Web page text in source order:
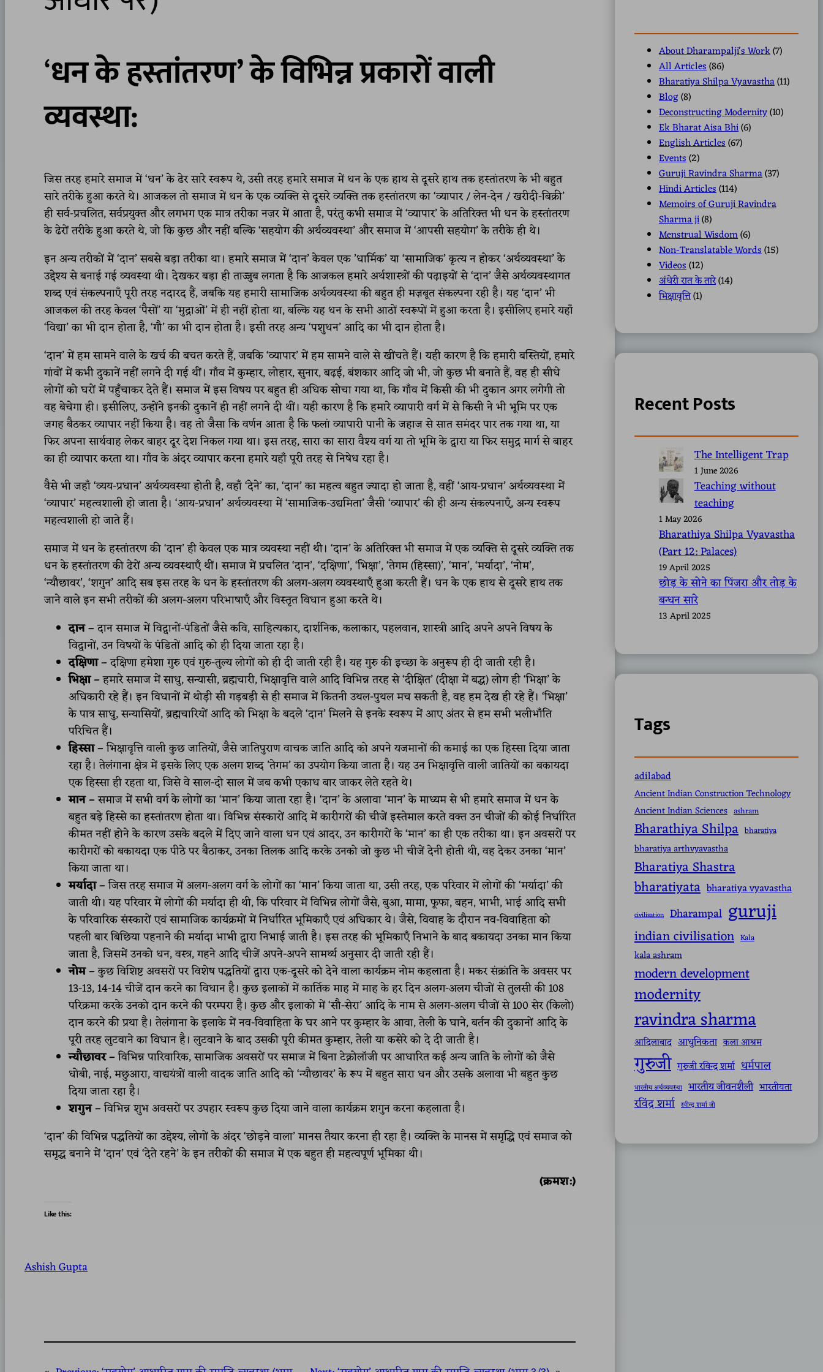
‘धन के हस्तांतरण’ के विभिन्न प्रकारों वाली
व्यवस्था:
जिस तरह हमारे समाज में ‘धन’ के ढेर सारे स्वरूप थे, उसी तरह हमारे समाज में धन के एक हाथ से दूसरे हाथ तक हस्तांतरण के भी बहुत
सारे तरीके हुआ करते थे। आजकल तो समाज में धन के एक व्यक्ति से दूसरे व्यक्ति तक हस्तांतरण का ‘व्यापार / लेन-देन / खरीदी-बिक्री’
ही सर्व-प्रचलित, सर्वप्रयुक्त और लगभग एक मात्र तरीका नज़र में आता है, परंतु कभी समाज में ‘व्यापार’ के अतिरिक्त भी धन के हस्तांतरण
के ढेरों तरीके हुआ करते थे, जो कि कुछ और नहीं बल्कि ‘सहयोग की अर्थव्यवस्था’ और समाज में ‘आपसी सहयोग’ के तरीके ही थे।
इन अन्य तरीकों में ‘दान’ सबसे बड़ा तरीका था। हमारे समाज में ‘दान’ केवल एक ’धार्मिक’ या ‘सामाजिक’ कृत्य न होकर ‘अर्थव्यवस्था’ के
उद्देश्य से बनाई गई व्यवस्था थी। देखकर बड़ा ही ताज्जुब लगता है कि आजकल हमारे अर्थशास्त्रों की पढ़ाइयों से ‘दान’ जैसे अर्थव्यवस्थागत
शब्द एवं संकल्पनाएँ पूरी तरह नदारद हैं, जबकि यह हमारी सामाजिक अर्थव्यवस्था की बहुत ही मज़बूत संकल्पना रही है। यह ‘दान’ भी
आजकल की तरह केवल ‘पैसों’ या ‘मुद्राओं’ में ही नहीं होता था, बल्कि यह धन के सभी आठों स्वरूपों में हुआ करता है। इसीलिए हमारे यहाँ
‘विद्या’ का भी दान होता है, ‘गौ’ का भी दान होता है। इसी तरह अन्य ‘पशुधन’ आदि का भी दान होता है।
‘दान’ में हम सामने वाले के खर्च की बचत करते हैं, जबकि ‘व्यापार’ में हम सामने वाले से खींचते हैं। यही कारण है कि हमारी बस्तियों, हमारे
गांवों में कभी दुकानें नहीं लगने दी गई थीं। गाँव में कुम्हार, लोहार, सुनार, बढ़ई, बंशकार आदि जो भी, जो कुछ भी बनाते हैं, वह ही सीधे
लोगों को घरों में पहुँचाकर देते हैं। समाज में इस विषय पर बहुत ही अधिक सोचा गया था, कि गाँव में किसी की भी दुकान अगर लगेगी तो
वह बेचेगा ही। इसीलिए, उन्होंने इनकी दुकानें ही नहीं लगने दी थीं। यही कारण है कि हमारे व्यापारी वर्ग में से किसी ने भी भूमि पर एक
जगह बैठकर व्यापार नहीं किया है। वह तो जैसा कि वर्णन आता है कि फलां व्यापारी पानी के जहाज से सात समंदर पार तक गया था, या
फिर अपना सार्थवाह लेकर बाहर दूर देश निकल गया था। इस तरह, सारा का सारा वैश्य वर्ग या तो भूमि के द्वारा या फिर समुद्र मार्ग से बाहर
का ही व्यापार करता था। गाँव के अंदर व्यापार करना हमारे यहाँ पूरी तरह से निषेध रहा है।
वैसे भी जहाँ ‘व्यय-प्रधान’ अर्थव्यवस्था होती है, वहाँ ‘देने’ का, ‘दान’ का महत्व बहुत ज्यादा हो जाता है, वहीं ‘आय-प्रधान’ अर्थव्यवस्था में
‘व्यापार’ महत्वशाली हो जाता है। ‘आय-प्रधान’ अर्थव्यवस्था में ‘सामाजिक-उद्यमिता’ जैसी ‘व्यापार’ की ही अन्य संकल्पनाएँ, अन्य स्वरूप
महत्वशाली हो जाते हैं।
समाज में धन के हस्तांतरण की ‘दान’ ही केवल एक मात्र व्यवस्था नहीं थी। ‘दान’ के अतिरिक्त भी समाज में एक व्यक्ति से दूसरे व्यक्ति तक
धन के हस्तांतरण की ढेरों अन्य व्यवस्थाएँ थीं। समाज में प्रचलित ‘दान’, ‘दक्षिणा’, ‘भिक्षा’, ‘तेगम (हिस्सा)’, ‘मान’, ‘मर्यादा’, ‘नोम’,
‘न्यौछावर’, ‘शगुन’ आदि सब इस तरह के धन के हस्तांतरण की अलग-अलग व्यवस्थाएँ हुआ करती हैं। धन के एक हाथ से दूसरे हाथ तक
जाने वाले इन सभी तरीकों की अलग-अलग परिभाषाएँ और विस्तृत विधान हुआ करते थे।
दान –दान समाज में विद्वानों-पंडितों जैसे कवि, साहित्यकार, दार्शनिक, कलाकार, पहलवान, शास्त्री आदि अपने अपने विषय के
विद्वानों, उन विषयों के पंडितों आदि को ही दिया जाता रहा है।
दक्षिणा –दक्षिणा हमेशा गुरु एवं गुरु-तुल्य लोगों को ही दी जाती रही है। यह गुरु की इच्छा के अनुरूप ही दी जाती रही है।
भिक्षा –हमारे समाज में साधु, सन्यासी, ब्रह्मचारी, भिक्षावृत्ति वाले आदि विभिन्न तरह से ‘दीक्षित’ (दीक्षा में बद्ध) लोग ही ‘भिक्षा’ के
अधिकारी रहे हैं। इन विधानों में थोड़ी सी गड़बड़ी से ही समाज में कितनी उथल-पुथल मच सकती है, वह हम देख ही रहे हैं। ‘भिक्षा’
के पात्र साधु, सन्यासियों, ब्रह्मचारियों आदि को भिक्षा के बदले ‘दान’ मिलने से इनके स्वरूप में आए अंतर से हम सभी भलीभाँति
परिचित हैं।
हिस्सा –भिक्षावृत्ति वाली कुछ जातियों, जैसे जातिपुराण वाचक जाति आदि को अपने यजमानों की कमाई का एक हिस्सा दिया जाता
रहा है। तेलंगाना क्षेत्र में इसके लिए एक अलग शब्द ’तेगम’ का उपयोग किया जाता है। यह उन भिक्षावृत्ति वाली जातियों का बकायदा
एक हिस्सा ही रहता था, जिसे वे साल-दो साल में जब कभी एकाध बार जाकर लेते रहते थे।
मान –समाज में सभी वर्ग के लोगों का ‘मान’ किया जाता रहा है। ‘दान’ के अलावा ‘मान’ के माध्यम से भी हमारे समाज में धन के
बहुत बड़े हिस्से का हस्तांतरण होता था। विभिन्न संस्कारों आदि में कारीगरों की चीजें इस्तेमाल करते वक्त उन चीजों की कोई निर्धारित
कीमत नहीं होने के कारण उसके बदले में दिए जाने वाला धन एवं आदर, उन कारीगरों के ‘मान’ का ही एक तरीका था। इन अवसरों पर
कारीगरों को बकायदा एक पीठे पर बैठाकर, उनका तिलक आदि करके उनको जो कुछ भी चीजें देनी होती थी, वह देकर उनका ‘मान’
किया जाता था।
मर्यादा –जिस तरह समाज में अलग-अलग वर्ग के लोगों का ‘मान’ किया जाता था, उसी तरह, एक परिवार में लोगों की ‘मर्यादा’ की
जाती थी। यह परिवार में लोगों की मर्यादा ही थी, कि परिवार में विभिन्न लोगों जैसे, बुआ, मामा, फूफा, बहन, भाभी, भाई आदि सभी
के परिवारिक संस्कारों एवं सामाजिक कार्यक्रमों में निर्धारित भूमिकाएँ एवं अधिकार थे। जैसे, विवाह के दौरान नव-विवाहिता को
पहली बार बिछिया पहनाने की मर्यादा भाभी द्वारा निभाई जाती है। इस तरह की भूमिकाएँ निभाने के बाद बकायदा उनका मान किया
जाता है, जिसमें उनको धन, वस्त्र, गहने आदि चीजें अपने-अपने सामर्थ्य अनुसार दी जाती रही हैं।
नोम –कुछ विशिष्ट अवसरों पर विशेष पद्धतियों द्वारा एक-दूसरे को देने वाला कार्यक्रम नोम कहलाता है। मकर संक्रांति के अवसर पर
13-13, 14-14 चीजें दान करने का विधान है। कुछ इलाकों में कार्तिक माह में माह के हर दिन अलग-अलग चीजों से तुलसी की 108
परिक्रमा करके उनको दान करने की परम्परा है। कुछ और इलाको में ‘सौ-सेरा’ आदि के नाम से अलग-अलग चीजों से 100 सेर (किलो)
दान करने की प्रथा है। तेलंगाना के इलाके में नव-विवाहिता के घर आने पर कुम्हार के आवा, तेली के घाने, बर्तन की दुकानों आदि के
पूरी तरह लुटवाने का विधान है। लुटवाने के बाद उसकी पूरी कीमत कुम्हार, तेली या कसेरे को दे दी जाती है।
न्यौछावर –विभिन्न पारिवारिक, सामाजिक अवसरों पर समाज में बिना टेक्नोलॉजी पर आधारित कई अन्य जाति के लोगों को जैसे
धोबी, नाई, मछुआरा, वाद्ययंत्रों वाली वादक जाति आदि को ‘न्यौछावर’ के रूप में बहुत सारा धन और उसके अलावा भी बहुत कुछ
दिया जाता रहा है।
शगुन –विभिन्न शुभ अवसरों पर उपहार स्वरूप कुछ दिया जाने वाला कार्यक्रम शगुन करना कहलाता है।
‘दान’ की विभिन्न पद्धतियों का उद्देश्य, लोगों के अंदर ‘छोड़ने वाला’ मानस तैयार करना ही रहा है। व्यक्ति के मानस में समृद्धि एवं समाज को
समृद्ध बनाने में ‘दान’ एवं ‘देते रहने’ के इन तरीकों की समाज में एक बहुत ही महत्वपूर्ण भूमिका थी।
(क्रमश:)
Like this:
Ashish Gupta
About Dharampalji's Work(7)
All Articles(86)
Bharatiya Shilpa Vyavastha(11)
Blog(8)
Deconstructing Modernity(10)
Ek Bharat Aisa Bhi(6)
English Articles(67)
Events(2)
Guruji Ravindra Sharma(37)
Hindi Articles(114)
Memoirs of Guruji Ravindra
Sharma ji(8)
Menstrual Wisdom(6)
Non-Translatable Words(15)
Videos(12)
अंधेरी रात के तारे(14)
भिक्षावृत्ति(1)
Recent Posts
The Intelligent Trap
1 June 2026
Teaching without
teaching
1 May 2026
Bharathiya Shilpa Vyavastha
(Part 12: Palaces)
19 April 2025
छोड़ के सोने का पिंजरा और तोड़ के
बन्धन सारे
13 April 2025
Tags
adilabad
Ancient Indian Construction Technology
Ancient Indian Sciences ashram
Bharathiya Shilpa bharatiya
bharatiya arthvyavastha
Bharatiya Shastra
bharatiyata bharatiya vyavastha
civilisation Dharampal guruji
indian civilisation Kala
kala ashram
modern development
modernity
ravindra sharma
आदिलाबाद आधुनिकता कला आश्रम
गुरुजी गुरुजी रविन्द्र शर्मा धर्मपाल
भारतीय अर्थव्यवस्था भारतीय जीवनशैली भारतीयता
रविंद्र शर्मा रवीन्द्र शर्मा जी